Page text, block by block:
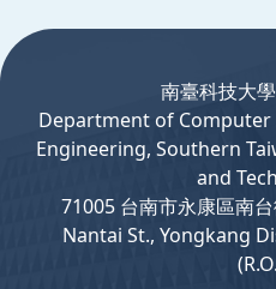
南臺科技大
Departmentof Computer
Engineering, Southern
and
71005 台南市永康區南
Nantai St., Yongkang